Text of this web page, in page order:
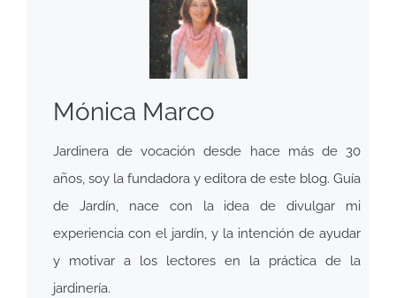
Mónica Marco
Jardinera de vocación desde hace más de 30
años, soy la fundadora y editora de este blog. Guía
de Jardín, nace con la idea de divulgar mi
experiencia con el jardín, y la intención de ayudar
y motivar a los lectores en la práctica de la
jardinería.